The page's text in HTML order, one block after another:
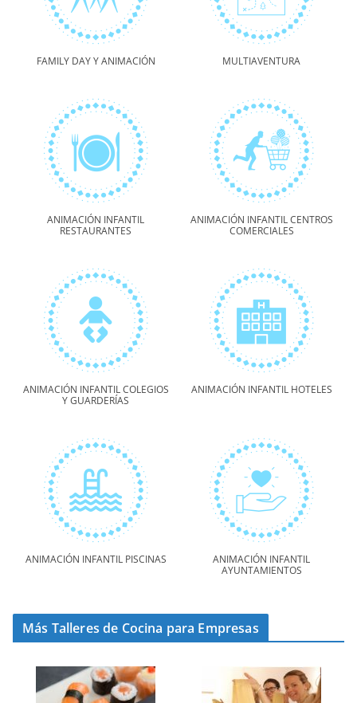
FAMILY DAY Y ANIMACIÓN MULTIAVENTURA
ANIMACIÓN INFANTIL
RESTAURANTES
ANIMACIÓN INFANTIL CENTROS
COMERCIALES
ANIMACIÓN INFANTIL COLEGIOS
Y GUARDERÍAS
ANIMACIÓN INFANTIL HOTELES
ANIMACIÓN INFANTIL PISCINAS
ANIMACIÓN INFANTIL
AYUNTAMIENTOS
Más Talleres de Cocina para Empresas